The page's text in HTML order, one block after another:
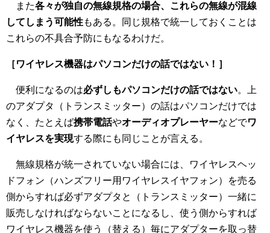
また各々が独自の無線規格の場合、これらの無線が混線
してしまう可能性もある。同じ規格で統一しておくことは
これらの不具合予防にもなるわけだ。
［ワイヤレス機器はパソコンだけの話ではない！］
便利になるのは必ずしもパソコンだけの話ではない。上
のアダプタ（トランスミッター）の話はパソコンだけでは
なく、たとえば携帯電話やオーディオプレーヤーなどでワ
イヤレスを実現する際にも同じことが言える。
無線規格が統一されていない場合には、ワイヤレスヘッ
ドフォン（ハンズフリー用ワイヤレスイヤフォン）を売る
側からすれば必ずアダプタと（トランスミッター）一緒に
販売しなければならないことになるし、使う側からすれば
ワイヤレス機器を使う（替える）毎にアダプターを取っ替